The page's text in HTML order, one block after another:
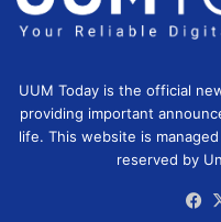
UUM Today is the official
providing important
life. This website is
reserved by